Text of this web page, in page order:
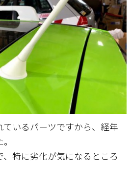
いるパーツですから、経年
特に劣化が気になるところ